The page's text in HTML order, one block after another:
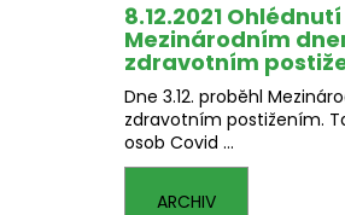
8.12.2021
Mezinárodním
zdravotním
Dne 3.12. proběhl
zdravotním postižením.
osob Covid ...
ARCHIV